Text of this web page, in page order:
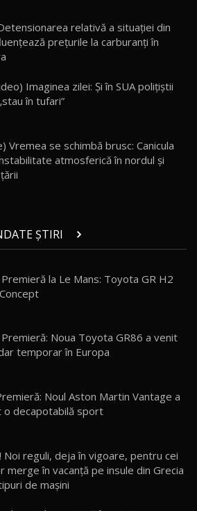
ZEEKR 7X / Test Drive AutoBlog.MD
BYD Dolphin Surf / Test Drive
Mazda 6e / Test Drive AutoBlog.MD
& Co 01 / Test Drive AutoBlog.MD
009: Cel mai Performant și Confortabil
Electric Testat în Moldova / AutoBlog.MD
Exclusiv și Puternic Defender Testat în
relativă a situației din
prețurile la carburanți în
Imaginea zilei: Și în SUA polițiștii
în tufari”
Vremea se schimbă brusc: Canicula
atmosferică în nordul și
ȘTIRI
la Le Mans: Toyota GR H2
Noua Toyota GR86 a venit
temporar în Europa
Noul Aston Martin Vantage a
o decapotabilă sport
Noi reguli, deja în vigoare, pentru cei
merge în vacanță pe insule din Grecia
de mașini